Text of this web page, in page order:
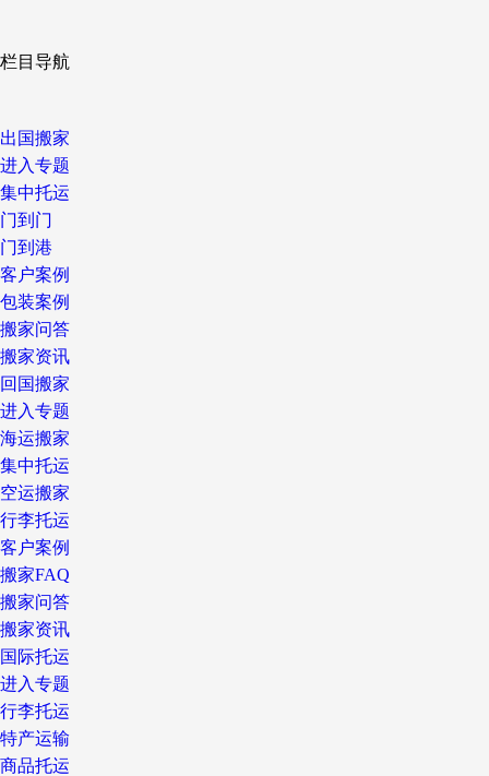
栏目导航
出国搬家
进入专题
集中托运
门到门
门到港
客户案例
包装案例
搬家问答
搬家资讯
回国搬家
进入专题
海运搬家
集中托运
空运搬家
行李托运
客户案例
搬家FAQ
搬家问答
搬家资讯
国际托运
进入专题
行李托运
特产运输
商品托运